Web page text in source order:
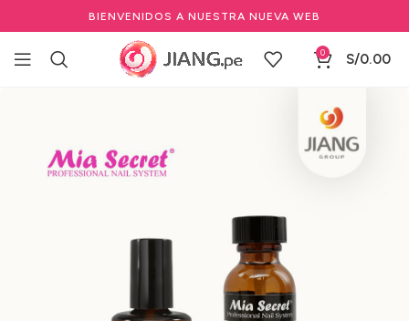
BIENVENIDOS A NUESTRA NUEVA WEB
0 S/0.00
Mia Secret